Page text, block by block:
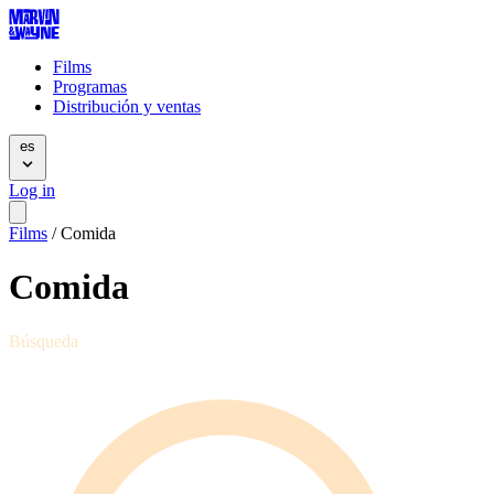
Films
Programas
Distribución y ventas
es
Log in
Films / Comida
Comida
Búsqueda